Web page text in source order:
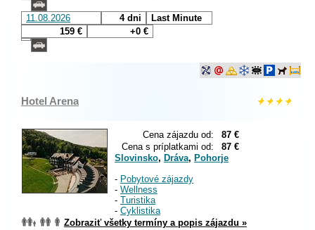
11.08.2026 4 dni
Last Minute
159 €
+0 €
Hotel Arena
Cena zájazdu od:
87 €
Cena s príplatkami od:
87 €
Slovinsko, Dráva, Pohorje
- Pobytové zájazdy
- Wellness
- Turistika
- Cyklistika
Zobraziť všetky termíny a popis zájazdu »